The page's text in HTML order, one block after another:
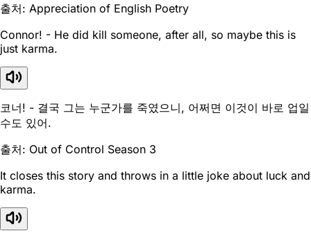
출처: Appreciation of English Poetry
Connor! - He did kill someone, after all, so maybe this is
just karma.
코너! - 결국 그는 누군가를 죽였으니, 어쩌면 이것이 바로 업일
수도 있어.
출처: Out of Control Season 3
It closes this story and throws in a little joke about luck and
karma.